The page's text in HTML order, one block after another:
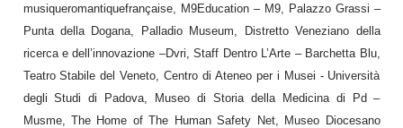
musiqueromantiquefrançaise, M9Education – M9, Palazzo Grassi –
Punta della Dogana, Palladio Museum, Distretto Veneziano della
ricerca e dell’innovazione –Dvri, Staff Dentro L’Arte – Barchetta Blu,
Teatro Stabile del Veneto, Centro di Ateneo per i Musei - Università
degli Studi di Padova, Museo di Storia della Medicina di Pd –
Musme, The Home of The Human Safety Net, Museo Diocesano